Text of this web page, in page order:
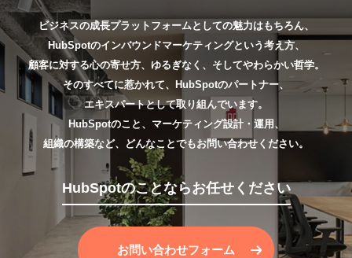
ビジネスの成長プラットフォームとしての魅力はもちろん、
HubSpotのインバウンドマーケティングという考え方、
顧客に対する心の寄せ方、ゆるぎなく、そしてやわらかい哲学。
そのすべてに惹かれて、HubSpotのパートナー、
エキスパートとして取り組んでいます。
HubSpotのこと、マーケティング設計・運用、
組織の構築など、どんなことでもお問い合わせください。
HubSpotのことならお任せください
お問い合わせフォーム